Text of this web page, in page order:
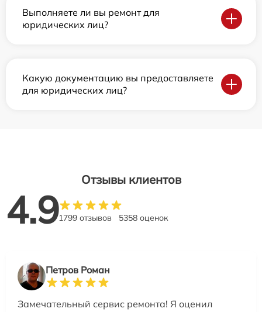
Выполняете ли вы ремонт для
юридических лиц?
Какую документацию вы предоставляете
для юридических лиц?
Отзывы клиентов
4.91799 отзывов 5358 оценок
Петров Роман
Замечательный сервис ремонта! Я оценил